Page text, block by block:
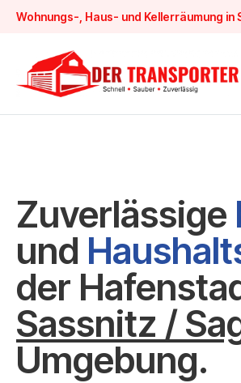
Wohnungs-, Haus- und Kellerräumung in
Zuverlässige
und
der
Sassnitz /
Umgebung.